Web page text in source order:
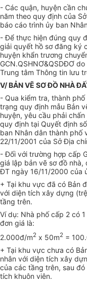
- Các quận, huyện cần
năm theo quy định của
báo cáo trình ủy ban
- Để thực hiện đúng quy
giải quyết hồ sơ đăng ký
huyện khẩn trương
GCN.QSHNƠ&QSDĐƠ
Trung tâm Thông tin lưu
V/ BẢN VẼ SƠ ĐỒ NHÀ
- Qua kiểm tra, thành
trạng quy định mẫu Bản
huyện, yêu cầu phải
quy định tại Quyết định số
ban Nhân dân thành phố
22/11/2001 của Sở Địa
- Đối với trường hợp cấp
giá lập bản vẽ sơ đồ
ĐT ngày 16/11/2000 của
+ Tại khu vực đã có Bản
với diện tích xây dựng
tầng trên.
Ví dụ: Nhà phố cấp 2 có
đơn giá là:
2.000đ/m2 x 50m2 =
+ Tại khu vực chưa có
nhân với diện tích xây
của các tầng trên, sau
tích khuôn viên.